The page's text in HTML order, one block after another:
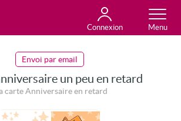
Connexion
Envoi par email
un peu en retard
carte Anniversaire en retard